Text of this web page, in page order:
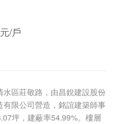
/戶
水區莊敬路，由昌銳建設股份
限公司營造，銘誼建築師事
坪，建蔽率54.99%。樓層